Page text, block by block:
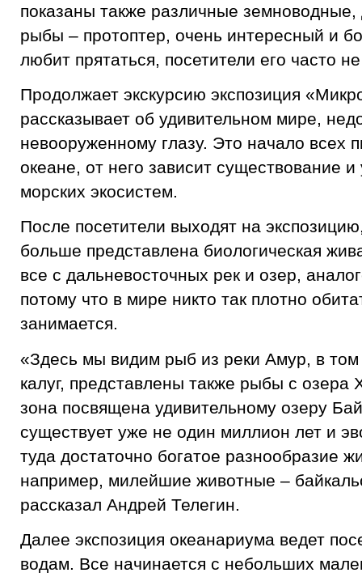
показаны также различные
рыбы – протоптер, очень интересный и
любит прятаться, посетители его часто
Продолжает экскурсию экспозиция
рассказывает об удивительном мире,
невооруженному глазу. Это начало всех
океане, от него зависит существование и
морских экосистем.
После посетители выходят на
больше представлена биологическая
все с дальневосточных рек и озер,
потому что в мире никто так плотно
занимается.
«Здесь мы видим рыб из реки Амур, в
калуг, представлены также рыбы с озера
зона посвящена удивительному озеру
существует уже не один миллион лет и
туда достаточно богатое разнообразие
например, милейшие животные –
рассказал Андрей Телегин.
Далее экспозиция океанариума ведет
водам. Все начинается с небольших